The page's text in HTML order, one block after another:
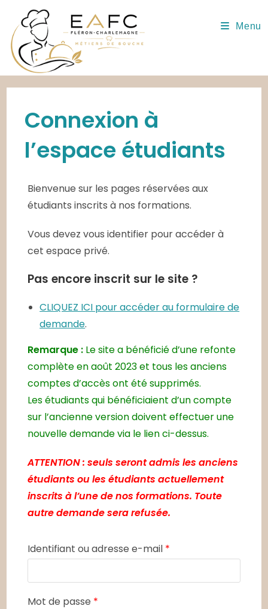
content
Menu
Connexion à
l’espace étudiants
Bienvenue sur les pages réservées aux
étudiants inscrits à nos formations.
Vous devez vous identifier pour accéder à
cet espace privé.
Pas encore inscrit sur le site ?
CLIQUEZ ICI pour accéder au formulaire de
demande.
Remarque : Le site a bénéficié d’une refonte
complète en août 2023 et tous les anciens
comptes d’accès ont été supprimés.
Les étudiants qui bénéficiaient d’un compte
sur l’ancienne version doivent effectuer une
nouvelle demande via le lien ci-dessus.
ATTENTION : seuls seront admis les anciens
étudiants ou les étudiants actuellement
inscrits à l’une de nos formations. Toute
autre demande sera refusée.
Identifiant ou adresse e-mail *
Mot de passe *